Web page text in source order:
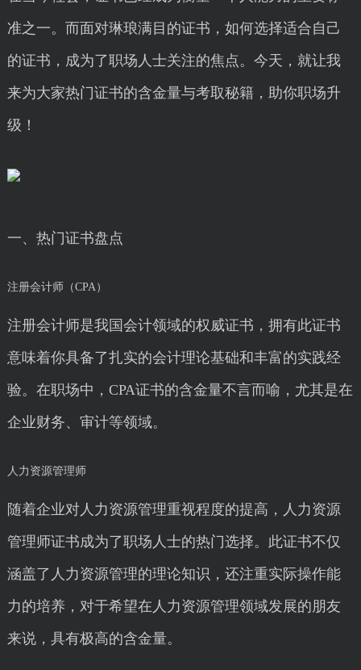
准之一。而面对琳琅满目的证书，如何选择适合自己
的证书，成为了职场人士关注的焦点。今天，就让我
来为大家热门证书的含金量与考取秘籍，助你职场升
级！
一、热门证书盘点
注册会计师（CPA）
注册会计师是我国会计领域的权威证书，拥有此证书
意味着你具备了扎实的会计理论基础和丰富的实践经
验。在职场中，CPA证书的含金量不言而喻，尤其是在
企业财务、审计等领域。
人力资源管理师
随着企业对人力资源管理重视程度的提高，人力资源
管理师证书成为了职场人士的热门选择。此证书不仅
涵盖了人力资源管理的理论知识，还注重实际操作能
力的培养，对于希望在人力资源管理领域发展的朋友
来说，具有极高的含金量。